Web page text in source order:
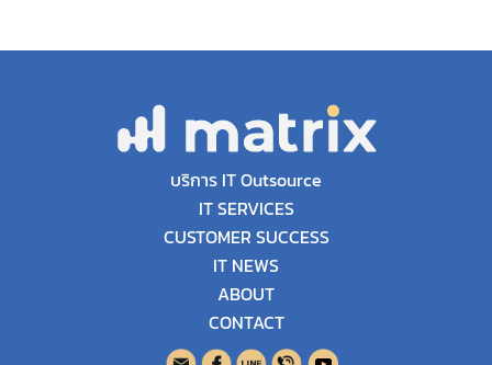
บริการ IT Outsource
IT SERVICES
CUSTOMER SUCCESS
IT NEWS
ABOUT
CONTACT